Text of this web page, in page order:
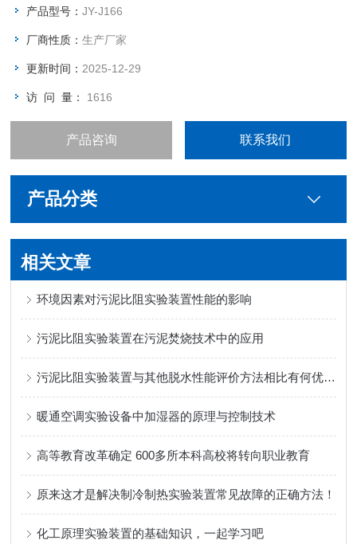
产品型号：JY-J166
厂商性质：生产厂家
更新时间： 2025-12-29
访 问 量： 1616
产品咨询 联系我们
产品分类
相关文章
环境因素对污泥比阻实验装置性能的影响
污泥比阻实验装置在污泥焚烧技术中的应用
污泥比阻实验装置与其他脱水性能评价方法相比有何优势？
暖通空调实验设备中加湿器的原理与控制技术
高等教育改革确定 600多所本科高校将转向职业教育
原来这才是解决制冷制热实验装置常见故障的正确方法！
化工原理实验装置的基础知识，一起学习吧